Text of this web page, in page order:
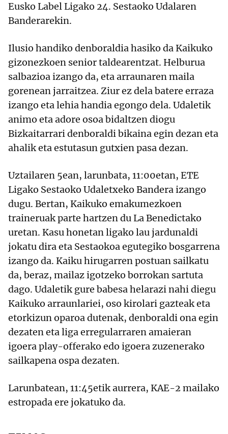
Eusko Label Ligako 24. Sestaoko Udalaren
Banderarekin.
Ilusio handiko denboraldia hasiko da Kaikuko
gizonezkoen senior taldearentzat. Helburua
salbazioa izango da, eta arraunaren maila
gorenean jarraitzea. Ziur ez dela batere erraza
izango eta lehia handia egongo dela. Udaletik
animo eta adore osoa bidaltzen diogu
Bizkaitarrari denboraldi bikaina egin dezan eta
ahalik eta estutasun gutxien pasa dezan.
Uztailaren 5ean, larunbata, 11:00etan, ETE
Ligako Sestaoko Udaletxeko Bandera izango
dugu. Bertan, Kaikuko emakumezkoen
traineruak parte hartzen du La Benedictako
uretan. Kasu honetan ligako lau jardunaldi
jokatu dira eta Sestaokoa egutegiko bosgarrena
izango da. Kaiku hirugarren postuan sailkatu
da, beraz, mailaz igotzeko borrokan sartuta
dago. Udaletik gure babesa helarazi nahi diegu
Kaikuko arraunlariei, oso kirolari gazteak eta
etorkizun oparoa dutenak, denboraldi ona egin
dezaten eta liga erregularraren amaieran
igoera play-offerako edo igoera zuzenerako
sailkapena ospa dezaten.
Larunbatean, 11:45etik aurrera, KAE-2 mailako
estropada ere jokatuko da.